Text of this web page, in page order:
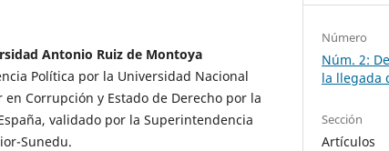
Antonio Ruiz de Montoya
Política por la Universidad Nacional
Corrupción y Estado de Derecho por la
validado por la Superintendencia
Sunedu.
Número
Núm. 2:
la llegada
Sección
Artículos